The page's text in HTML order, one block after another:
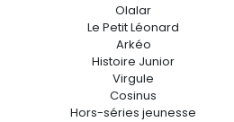
Olalar
Le Petit Léonard
Arkéo
Histoire Junior
Virgule
Cosinus
Hors-séries jeunesse